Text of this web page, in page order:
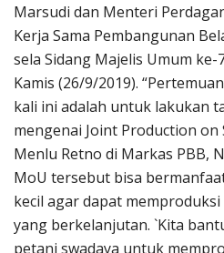
Berita
Pengumuman
Tentang Sawit
Riset
Hubungi Kami
Marsudi dan Menteri
Kerja Sama Pembangunan
sela Sidang Majelis Umum ke-
Kamis (26/9/2019).
kali ini adalah untuk lakukan
mengenai Joint Production on
Menlu Retno di Markas PBB,
MoU tersebut bisa
kecil agar dapat
yang berkelanjutan. `Kita
petani swadaya untuk